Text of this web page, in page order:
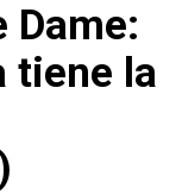
Dame:
tiene la